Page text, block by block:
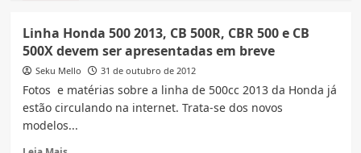
linha
Honda
CB
é
lançada
Linha Honda 500 2013, CB 500R, CBR 500 e CB
500X devem ser apresentadas em breve
Seku Mello 31 de outubro de 2012
Fotos e matérias sobre a linha de 500cc 2013 da Honda já
estão circulando na internet. Trata-se dos novos
modelos...
Read